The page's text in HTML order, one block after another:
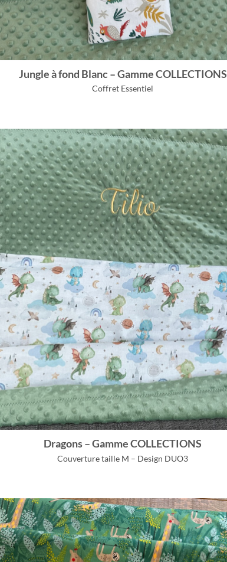
Jungle à fond Blanc – Gamme COLLECTIONS
Coffret Essentiel
Dragons – Gamme COLLECTIONS
Couverture taille M – Design DUO3